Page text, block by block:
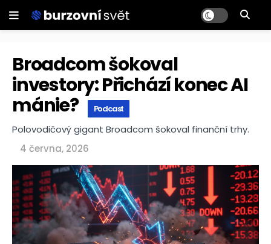
Broadcom šokoval
investory: Přichází konec AI
mánie?
Podcast
Polovodičový gigant Broadcom šokoval finanční trhy.
4 června, 2026